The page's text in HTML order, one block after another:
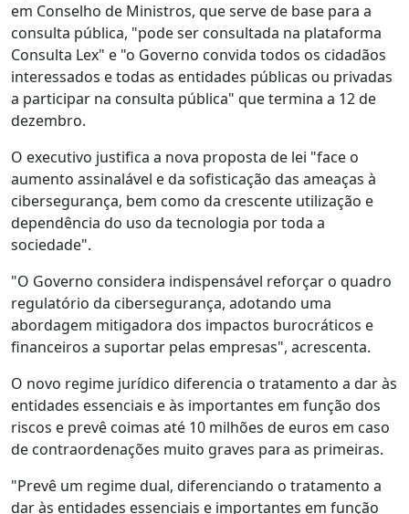
em Conselho de Ministros, que serve de base para a
consulta pública, "pode ser consultada na plataforma
Consulta Lex" e "o Governo convida todos os cidadãos
interessados e todas as entidades públicas ou privadas
a participar na consulta pública" que termina a 12 de
dezembro.
O executivo justifica a nova proposta de lei "face o
aumento assinalável e da sofisticação das ameaças à
cibersegurança, bem como da crescente utilização e
dependência do uso da tecnologia por toda a
sociedade".
"O Governo considera indispensável reforçar o quadro
regulatório da cibersegurança, adotando uma
abordagem mitigadora dos impactos burocráticos e
financeiros a suportar pelas empresas", acrescenta.
O novo regime jurídico diferencia o tratamento a dar às
entidades essenciais e às importantes em função dos
riscos e prevê coimas até 10 milhões de euros em caso
de contraordenações muito graves para as primeiras.
"Prevê um regime dual, diferenciando o tratamento a
dar às entidades essenciais e importantes em função